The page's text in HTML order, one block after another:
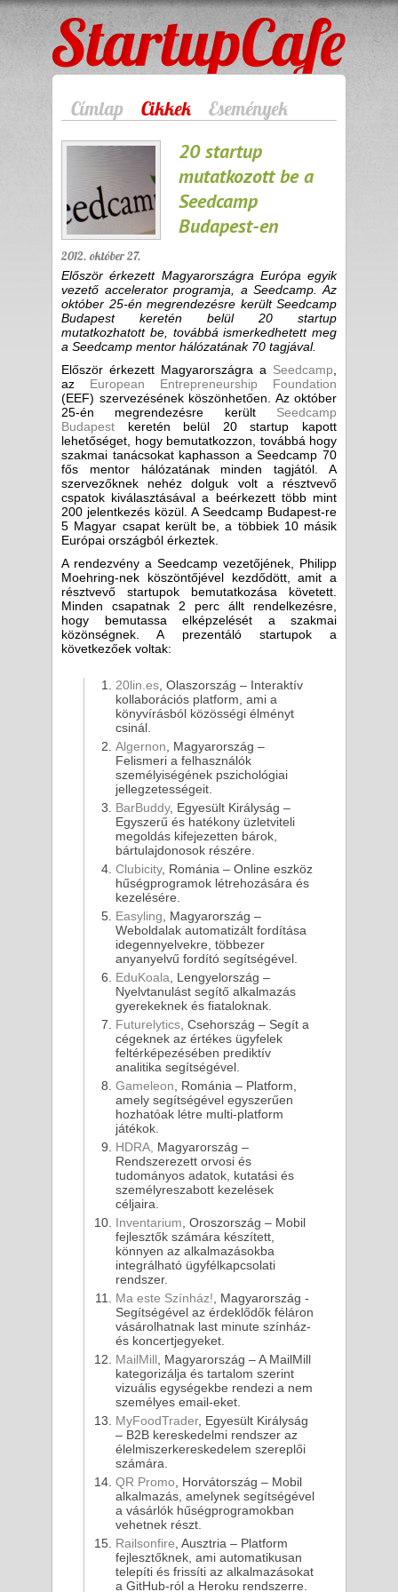
StartupCafe
Címlap Cikkek Események
20 startup
mutatkozott be a
Seedcamp
Budapest-en
2012. október 27.
Először érkezett Magyarországra Európa egyik
vezető accelerator programja, a Seedcamp. Az
október 25-én megrendezésre került Seedcamp
Budapest keretén belül 20 startup
mutatkozhatott be, továbbá ismerkedhetett meg
a Seedcamp mentor hálózatának 70 tagjával.
Először érkezett Magyarországra a Seedcamp
az European Entrepreneurship Foundation
(EEF) szervezésének köszönhetően. Az október
25-én megrendezésre került Seedcamp
Budapest keretén belül 20 startup kapott
lehetőséget, hogy bemutatkozzon, továbbá hogy
szakmai tanácsokat kaphasson a Seedcamp 70
fős mentor hálózatának minden tagjától. A
szervezőknek nehéz dolguk volt a résztvevő
cspatok kiválasztásával a beérkezett több mint
200 jelentkezés közül. A Seedcamp Budapest-re
5 Magyar csapat került be, a többiek 10 másik
Európai országból érkeztek.
A rendezvény a Seedcamp vezetőjének, Philipp
Moehring-nek köszöntőjével kezdődött, amit a
résztvevő startupok bemutatkozása követett.
Minden csapatnak 2 perc állt rendelkezésre,
hogy bemutassa elképzelését a szakmai
közönségnek. A prezentáló startupok a
következőek voltak:
20lin.es , Olaszország – Interaktív
kollaborációs platform, ami a
könyvírásból közösségi élményt
csinál.
Algernon , Magyarország –
Felismeri a felhasználók
személyiségének pszichológiai
jellegzetességeit.
BarBuddy, Egyesült Királyság –
Egyszerű és hatékony üzletviteli
megoldás kifejezetten bárok,
bártulajdonosok részére.
Clubicity, Románia – Online eszköz
hűségprogramok létrehozására és
kezelésére.
Easyling , Magyarország –
Weboldalak automatizált fordítása
idegennyelvekre, többezer
anyanyelvű fordító segítségével.
EduKoala , Lengyelország –
Nyelvtanulást segítő alkalmazás
gyerekeknek és fiataloknak.
Futurelytics , Csehország – Segít a
cégeknek az értékes ügyfelek
feltérképezésében prediktív
analitika segítségével.
Gameleon , Románia – Platform,
amely segítségével egyszerűen
hozhatóak létre multi-platform
játékok.
HDRA, Magyarország –
Rendszerezett orvosi és
tudományos adatok, kutatási és
személyreszabott kezelések
céljaira.
Inventarium , Oroszország – Mobil
fejlesztők számára készített,
könnyen az alkalmazásokba
integrálható ügyfélkapcsolati
rendszer.
Ma este Színház! , Magyarország -
Segítségével az érdeklődők féláron
vásárolhatnak last minute színház-
és koncertjegyeket.
MailMill , Magyarország – A MailMill
kategorizálja és tartalom szerint
vizuális egységekbe rendezi a nem
személyes email-eket.
MyFoodTrader, Egyesült Királyság
– B2B kereskedelmi rendszer az
élelmiszerkereskedelem szereplői
számára.
QR Promo , Horvátország – Mobil
alkalmazás, amelynek segítségével
a vásárlók hűségprogramokban
vehetnek részt.
Railsonfire , Ausztria – Platform
fejlesztőknek, ami automatikusan
telepíti és frissíti az alkalmazásokat
a GitHub-ról a Heroku rendszerre.